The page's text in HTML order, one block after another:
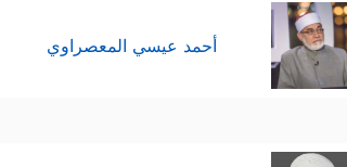
بني إسرائيل إلى مصر، وقد جمع
يوسف برفع أبويه على العرش وهو
أحمد عيسي المعصراوي